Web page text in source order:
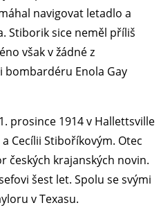
navigovat letadlo a
Stiborik sice neměl příliš
však v žádné z
bombardéru Enola Gay
prosince 1914 v Hallettsville
Cecílii Stiboříkovým. Otec
českých krajanských novin.
šest let. Spolu se svými
v Texasu.